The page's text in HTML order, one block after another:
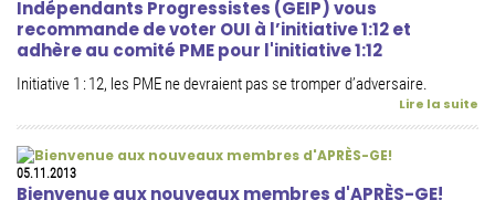
Indépendants Progressistes (GEIP) vous
recommande de voter OUI à l’initiative 1:12 et
adhère au comité PME pour l'initiative 1:12
Initiative 1 : 12, les PME ne devraient pas se tromper d’adversaire.
Lire la suite
05.11.2013
Bienvenue aux nouveaux membres d'APRÈS-GE!